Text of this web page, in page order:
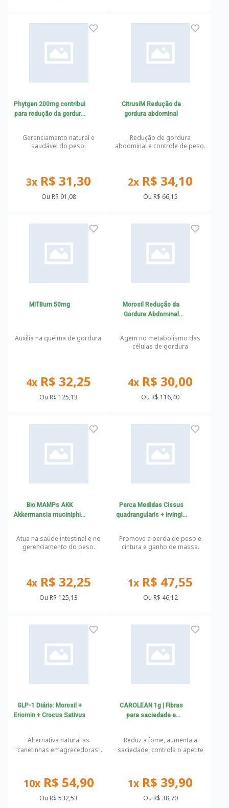
Phytgen 200mg contribui
para redução da gordura
Gerenciamento natural e
saudável do peso.
3x R$ 31,30
Ou R$ 91,08
CitrusiM Redução da
gordura abdominal
Redução de gordura
abdominal e controle de peso.
2x R$ 34,10
Ou R$ 66,15
MITBurn 50mg
Auxilia na queima de gordura.
4x R$ 32,25
Ou R$ 125,13
Morosil Redução da
Gordura Abdominal
Agem no metabolismo das
células de gordura
4x R$ 30,00
Ou R$ 116,40
Bio MAMPs AKK
Akkermansia muciniphila
Atua na saúde intestinal e no
gerenciamento do peso.
4x R$ 32,25
Ou R$ 125,13
Perca Medidas Cissus
quadrangularis + Irvingia
Promove a perda de peso e
cintura e ganho de massa.
1x R$ 47,55
Ou R$ 46,12
GLP-1 Diário: Morosil +
Eriomin + Crocus Sativus
Alternativa natural as
"canetinhas emagrecedoras".
10xR$ 54,90
Ou R$ 532,53
CAROLEAN 1g | Fibras
para saciedade e
Reduz a fome, aumenta a
saciedade, controla o apetite
1x R$ 39,90
Ou R$ 38,70